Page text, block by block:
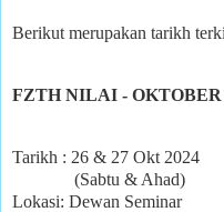
Berikut merupakan tarikh
FZTH NILAI - OKTOBER
Tarikh : 26 & 27 Okt 2024
(Sabtu & Ahad)
Lokasi: Dewan Seminar